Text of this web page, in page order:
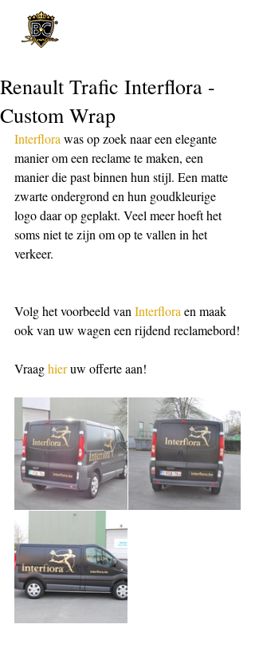
Renault Trafic Interflora -
Custom Wrap
Interflora was op zoek naar een elegante
manier om een reclame te maken, een
manier die past binnen hun stijl. Een matte
zwarte ondergrond en hun goudkleurige
logo daar op geplakt. Veel meer hoeft het
soms niet te zijn om op te vallen in het
verkeer.
Volg het voorbeeld van Interflora en maak
ook van uw wagen een rijdend reclamebord!
Vraag hier uw offerte aan!